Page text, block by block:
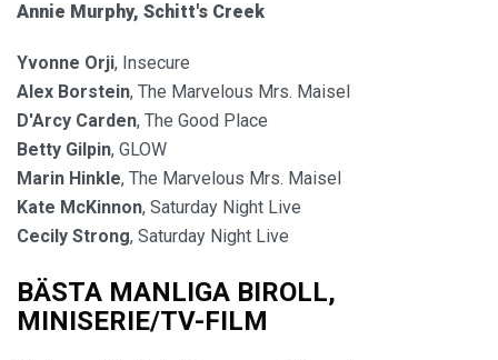
Annie Murphy, Schitt's Creek
Yvonne Orji, Insecure
Alex Borstein, The Marvelous Mrs. Maisel
D'Arcy Carden, The Good Place
Betty Gilpin, GLOW
Marin Hinkle, The Marvelous Mrs. Maisel
Kate McKinnon, Saturday Night Live
Cecily Strong, Saturday Night Live
BÄSTA MANLIGA BIROLL,
MINISERIE/TV-FILM